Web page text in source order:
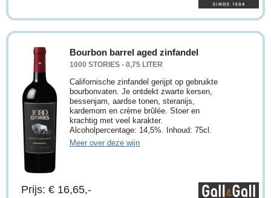
Bourbon barrel aged zinfandel
1000 STORIES - 0,75 LITER
Californische zinfandel gerijpt op gebruikte
bourbonvaten. Je ontdekt zwarte kersen,
bessenjam, aardse tonen, steranijs,
kardemom en crème brûlée. Stoer en
krachtig met veel karakter.
Alcoholpercentage: 14,5%. Inhoud: 75cl.
Meer over deze wijn
Prijs: € 16,65,-